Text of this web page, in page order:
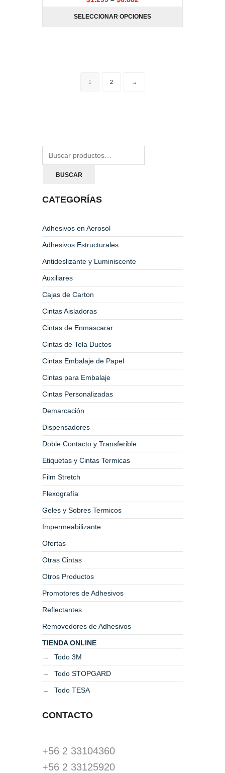
SELECCIONAR OPCIONES
1 2 →
BUSCAR
CATEGORÍAS
Adhesivos en Aerosol
Adhesivos Estructurales
Antideslizante y Luminiscente
Auxiliares
Cajas de Carton
Cintas Aisladoras
Cintas de Enmascarar
Cintas de Tela Ductos
Cintas Embalaje de Papel
Cintas para Embalaje
Cintas Personalizadas
Demarcación
Dispensadores
Doble Contacto y Transferible
Etiquetas y Cintas Termicas
Film Stretch
Flexografía
Geles y Sobres Termicos
Impermeabilizante
Ofertas
Otras Cintas
Otros Productos
Promotores de Adhesivos
Reflectantes
Removedores de Adhesivos
TIENDA ONLINE
Todo 3M
Todo STOPGARD
Todo TESA
CONTACTO
+56 2 33104360
+56 2 33125920